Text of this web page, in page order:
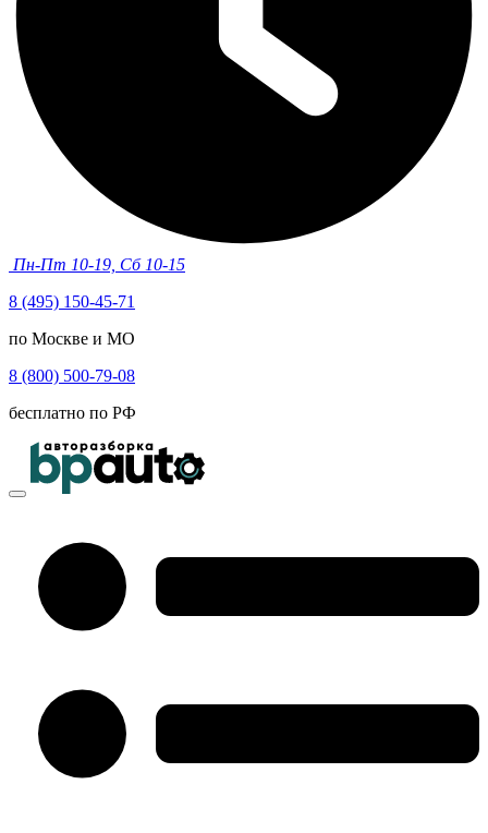
Пн-Пт 10-19, Сб 10-15
8 (495) 150-45-71
по Москве и МО
8 (800) 500-79-08
бесплатно по РФ